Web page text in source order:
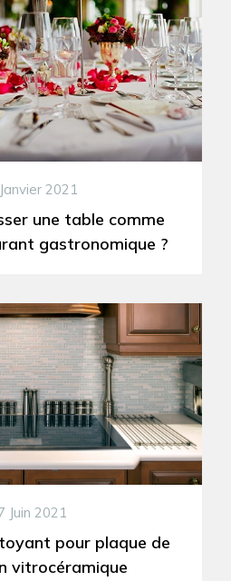
2021
une table comme
gastronomique ?
Juin 2021
pour plaque de
vitrocéramique